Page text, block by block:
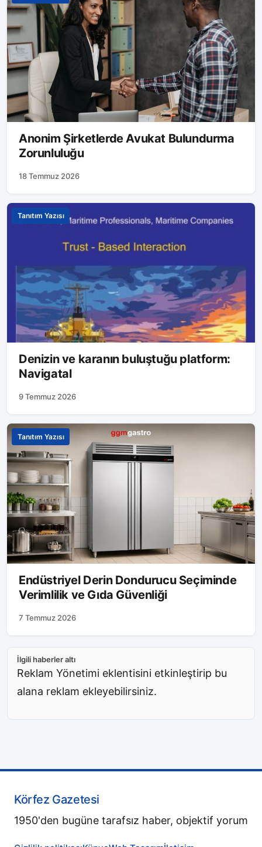
Anonim Şirketlerde Avukat Bulundurma
Zorunluluğu
18 Temmuz 2026
Tanıtım Yazısı
Denizin ve karanın buluştuğu platform:
Navigatal
9 Temmuz 2026
Tanıtım Yazısı
Endüstriyel Derin Dondurucu Seçiminde
Verimlilik ve Gıda Güvenliği
7 Temmuz 2026
İlgili haberler altı
Reklam Yönetimi eklentisini etkinleştirip bu
alana reklam ekleyebilirsiniz.
Körfez Gazetesi
1950'den bugüne tarafsız haber, objektif yorum